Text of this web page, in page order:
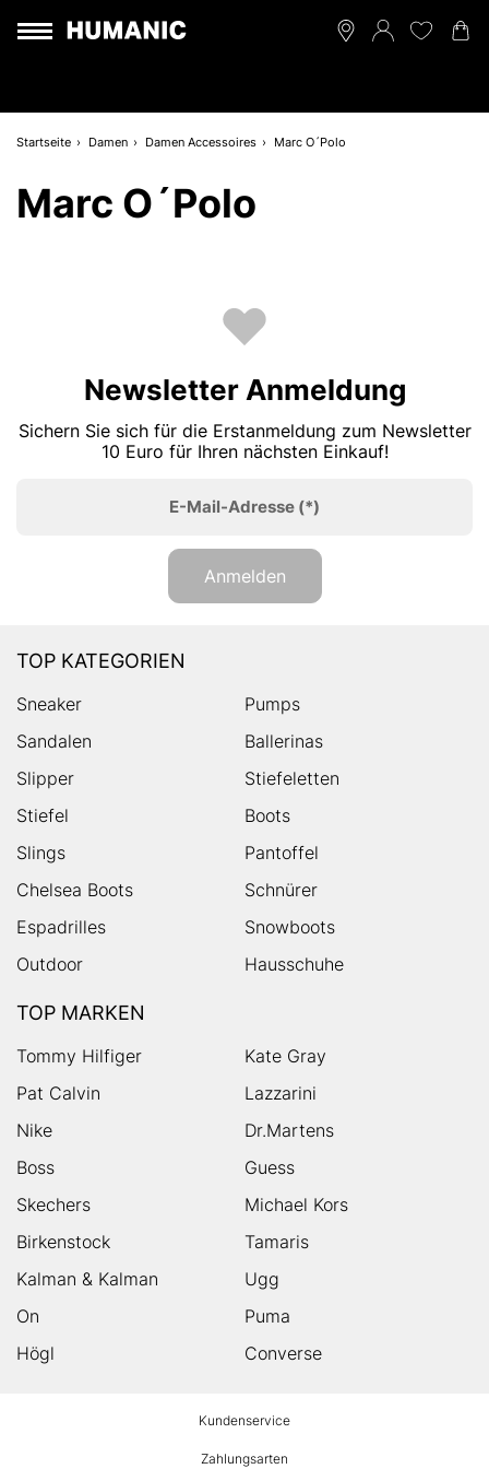
Startseite Damen Damen Accessoires Marc O´Polo
Marc O´Polo
Newsletter Anmeldung
Sichern Sie sich für die Erstanmeldung zum Newsletter
10 Euro für Ihren nächsten Einkauf!
E-Mail-Adresse (*)
Anmelden
TOP KATEGORIEN
Sneaker
Pumps
Sandalen
Ballerinas
Slipper
Stiefeletten
Stiefel
Boots
Slings
Pantoffel
Chelsea Boots
Schnürer
Espadrilles
Snowboots
Outdoor
Hausschuhe
TOP MARKEN
Tommy Hilfiger
Kate Gray
Pat Calvin
Lazzarini
Nike
Dr.Martens
Boss
Guess
Skechers
Michael Kors
Birkenstock
Tamaris
Kalman & Kalman
Ugg
On
Puma
Högl
Converse
Kundenservice
Zahlungsarten